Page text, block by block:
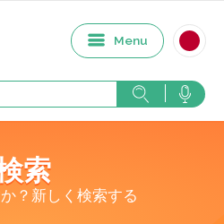
Menu
索
？新しく検索する